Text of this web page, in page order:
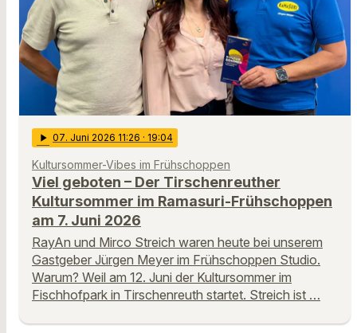
play_arrow 07. Juni 2026 11:26 · 19:04
Kultursommer-Vibes im Frühschoppen
Viel geboten – Der Tirschenreuther
Kultursommer im Ramasuri-Frühschoppen
am 7. Juni 2026
RayAn und Mirco Streich waren heute bei unserem
Gastgeber Jürgen Meyer im Frühschoppen Studio.
Warum? Weil am 12. Juni der Kultursommer im
Fischhofpark in Tirschenreuth startet. Streich ist …